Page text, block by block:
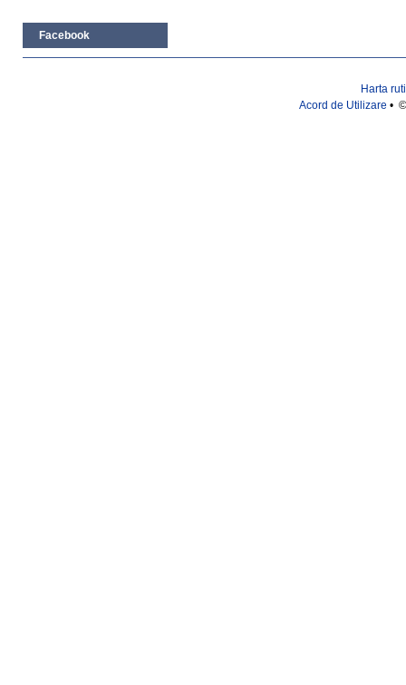
Facebook
Harta
Acord de Utilizare •